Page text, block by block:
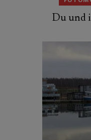
Du und